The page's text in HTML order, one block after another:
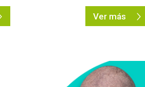
Ver más